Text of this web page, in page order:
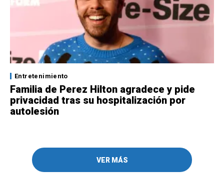
Entretenimiento
Familia de Perez Hilton agradece y pide
privacidad tras su hospitalización por
autolesión
VER MÁS